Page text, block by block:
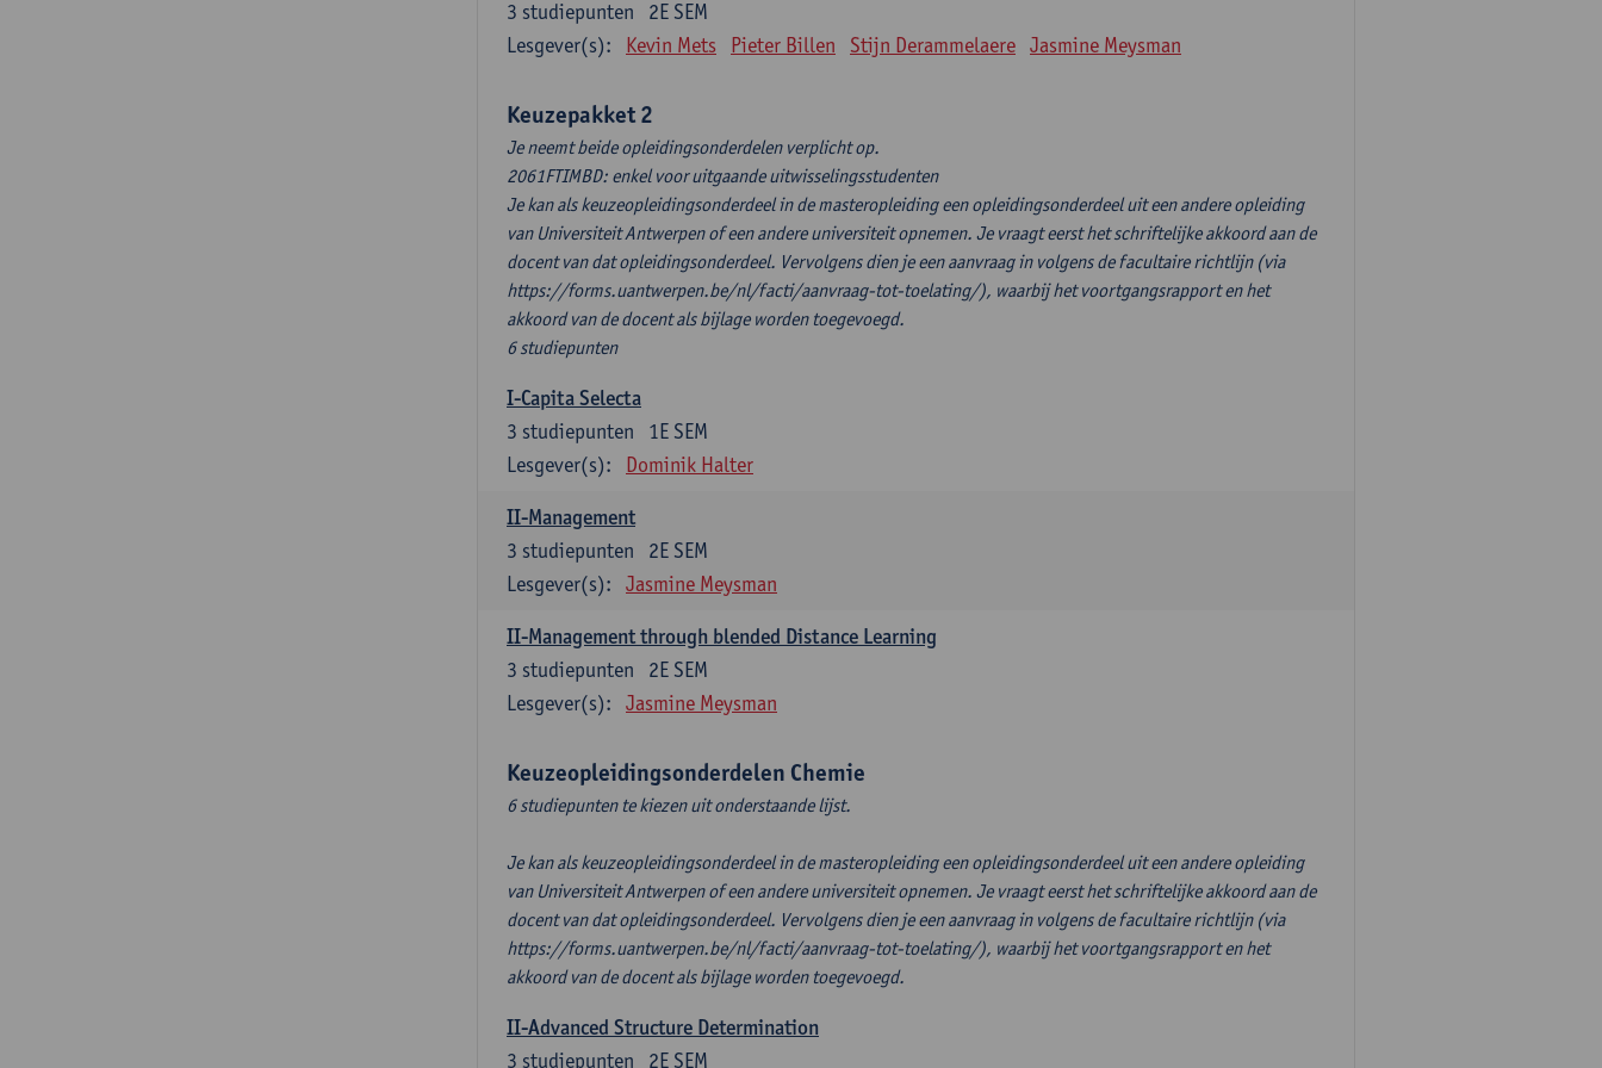
2E SEM
3 studiepunten
Lesgever(s):
Kevin Mets Pieter Billen Stijn Derammelaere Jasmine Meysman
Keuzepakket 2
Je neemt beide opleidingsonderdelen verplicht op.
2061FTIMBD: enkel voor uitgaande uitwisselingsstudenten
Je kan als keuzeopleidingsonderdeel in de masteropleiding een opleidingsonderdeel uit een andere opleiding
van Universiteit Antwerpen of een andere universiteit opnemen. Je vraagt eerst het schriftelijke akkoord aan de
docent van dat opleidingsonderdeel. Vervolgens dien je een aanvraag in volgens de facultaire richtlijn (via
https://forms.uantwerpen.be/nl/facti/aanvraag-tot-toelating/), waarbij het voortgangsrapport en het
akkoord van de docent als bijlage worden toegevoegd.
6 studiepunten
I-Capita Selecta
1E SEM
3 studiepunten
Lesgever(s):
Dominik Halter
II-Management
2E SEM
3 studiepunten
Lesgever(s):
Jasmine Meysman
II-Management through blended Distance Learning
2E SEM
3 studiepunten
Lesgever(s):
Jasmine Meysman
Keuzeopleidingsonderdelen Chemie
6 studiepunten te kiezen uit onderstaande lijst.
Je kan als keuzeopleidingsonderdeel in de masteropleiding een opleidingsonderdeel uit een andere opleiding
van Universiteit Antwerpen of een andere universiteit opnemen. Je vraagt eerst het schriftelijke akkoord aan de
docent van dat opleidingsonderdeel. Vervolgens dien je een aanvraag in volgens de facultaire richtlijn (via
https://forms.uantwerpen.be/nl/facti/aanvraag-tot-toelating/), waarbij het voortgangsrapport en het
akkoord van de docent als bijlage worden toegevoegd.
II-Advanced Structure Determination
2E SEM
3 studiepunten